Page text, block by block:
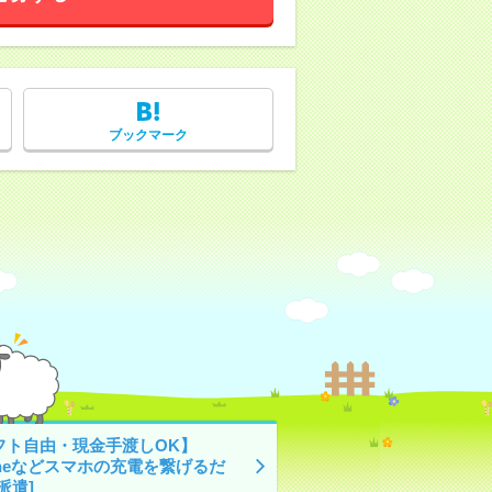
ブックマーク
ト自由・現金手渡しOK】
などスマホの充電を繋げるだ
遣]